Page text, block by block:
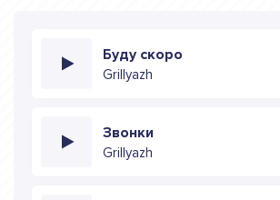
Буду скоро
Grillyazh
Звонки
Grillyazh